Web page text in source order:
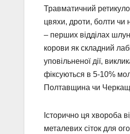
Травматичний
цвяхи, дроти, болти чи
– перших відділах
корови як складний
уповільненої дії,
фіксуються в 5-10%
Полтавщина чи
Історично ця хвороба
металевих сіток для